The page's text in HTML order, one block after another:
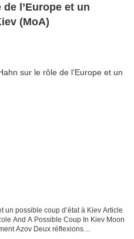
l’Europe et un
(MoA)
un possible coup d’état à Kiev Article
And A Possible Coup In Kiev Moon
Azov Deux réflexions